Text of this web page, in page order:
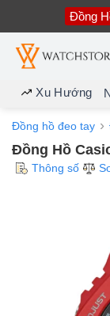
nội
dung
Đồng
Xu Hướng
Đồng hồ đeo tay
Đồng Hồ
Thông số